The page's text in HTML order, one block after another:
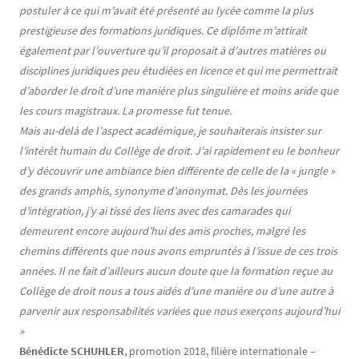
postuler à ce qui m’avait été présenté au lycée comme la plus
prestigieuse des formations juridiques. Ce diplôme m’attirait
également par l’ouverture qu’il proposait à d’autres matières ou
disciplines juridiques peu étudiées en licence et qui me permettrait
d’aborder le droit d’une manière plus singulière et moins aride que
les cours magistraux. La promesse fut tenue.
Mais au-delà de l’aspect académique, je souhaiterais insister sur
l’intérêt humain du Collège de droit. J’ai rapidement eu le bonheur
d’y découvrir une ambiance bien différente de celle de la « jungle »
des grands amphis, synonyme d’anonymat. Dès les journées
d’intégration, j’y ai tissé des liens avec des camarades qui
demeurent encore aujourd’hui des amis proches, malgré les
chemins différents que nous avons empruntés à l’issue de ces trois
années. Il ne fait d’ailleurs aucun doute que la formation reçue au
Collège de droit nous a tous aidés d’une manière ou d’une autre à
parvenir aux responsabilités variées que nous exerçons aujourd’hui
»
Bénédicte SCHUHLER, promotion 2018, filière internationale –